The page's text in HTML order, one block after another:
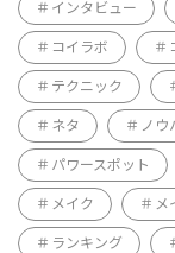
インタビュー
コイラボ
テクニック
ネタ ノウ
パワースポット
メイク メ
ランキング